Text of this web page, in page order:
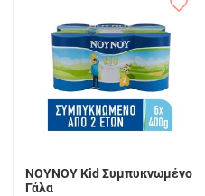
ΝΟΥΝΟΥ Kid Συμπυκνωμένο
Γάλα